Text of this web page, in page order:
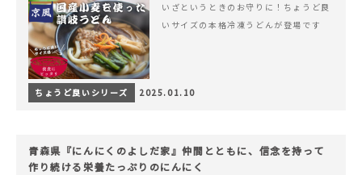
いざというときのお守りに！ちょうど良
いサイズの本格冷凍うどんが登場です
ちょうど良いシリーズ 2025.01.10
青森県『にんにくのよしだ家』仲間とともに、信念を持って
作り続ける栄養たっぷりのにんにく